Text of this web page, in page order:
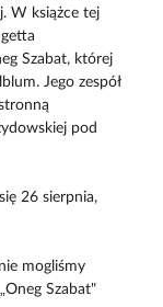
W książce tej
Szabat, której
Jego zespół
pod
26 sierpnia,
mogliśmy
Szabat"